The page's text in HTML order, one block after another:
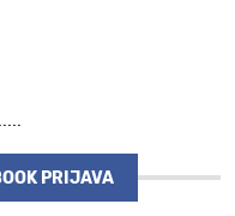
PRIJAVA